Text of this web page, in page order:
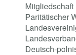
Mitgliedschaft
Paritätischer
Deutsch-